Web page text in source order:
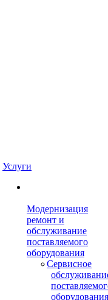
Услуги
Модернизация
ремонт и
обслуживание
поставляемого
оборудования
Сервисное
оборудования